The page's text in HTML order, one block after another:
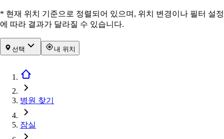
* 현재 위치 기준으로 정렬되어 있으며, 위치 변경이나 필터 설정
에 따라 결과가 달라질 수 있습니다.
선택 내 위치
병원 찾기
잠실